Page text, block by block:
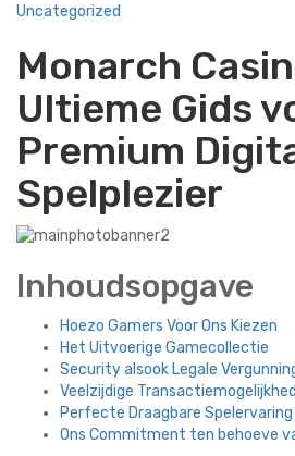
Uncategorized
Monarch
Ultieme Gids
Premium
Spelplezier
Inhoudsopgave
Hoezo Gamers Voor Ons Kiezen
Het Uitvoerige Gamecollectie
Security alsook Legale
Veelzijdige
Perfecte Draagbare Spelervaring
Ons Commitment ten behoeve